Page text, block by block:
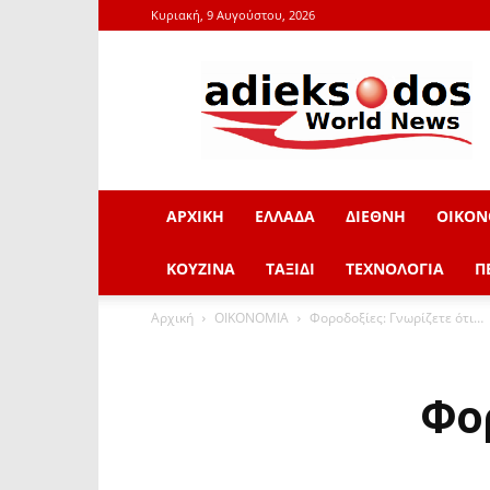
Κυριακή, 9 Αυγούστου, 2026
adieksodos.gr
ΑΡΧΙΚΗ ΕΛΛΑΔΑ ΔΙΕΘΝΗ
ΚΟΥΖΙΝΑ ΤΑΞΙΔΙ ΤΕΧΝΟΛΟΓΙΑ
Αρχική ΟΙΚΟΝΟΜΙΑ Φοροδοξίες: Γνωρίζετε ότι…